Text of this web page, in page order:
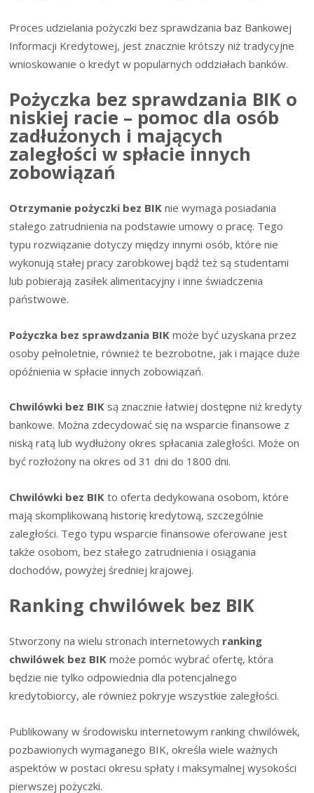
Proces udzielania pożyczki bez sprawdzania baz Bankowej
Informacji Kredytowej, jest znacznie krótszy niż tradycyjne
wnioskowanie o kredyt w popularnych oddziałach banków.
Pożyczka bez sprawdzania BIK o
niskiej racie – pomoc dla osób
zadłużonych i mających
zaległości w spłacie innych
zobowiązań
Otrzymanie pożyczki bez BIK nie wymaga posiadania
stałego zatrudnienia na podstawie umowy o pracę. Tego
typu rozwiązanie dotyczy między innymi osób, które nie
wykonują stałej pracy zarobkowej bądź też są studentami
lub pobierają zasiłek alimentacyjny i inne świadczenia
państwowe.
Pożyczka bez sprawdzania BIK może być uzyskana przez
osoby pełnoletnie, również te bezrobotne, jak i mające duże
opóźnienia w spłacie innych zobowiązań.
Chwilówki bez BIK są znacznie łatwiej dostępne niż kredyty
bankowe. Można zdecydować się na wsparcie finansowe z
niską ratą lub wydłużony okres spłacania zaległości. Może on
być rozłożony na okres od 31 dni do 1800 dni.
Chwilówki bez BIK to oferta dedykowana osobom, które
mają skomplikowaną historię kredytową, szczególnie
zaległości. Tego typu wsparcie finansowe oferowane jest
także osobom, bez stałego zatrudnienia i osiągania
dochodów, powyżej średniej krajowej.
Ranking chwilówek bez BIK
Stworzony na wielu stronach internetowych ranking
chwilówek bez BIK może pomóc wybrać ofertę, która
będzie nie tylko odpowiednia dla potencjalnego
kredytobiorcy, ale również pokryje wszystkie zaległości.
Publikowany w środowisku internetowym ranking chwilówek,
pozbawionych wymaganego BIK, określa wiele ważnych
aspektów w postaci okresu spłaty i maksymalnej wysokości
pierwszej pożyczki.